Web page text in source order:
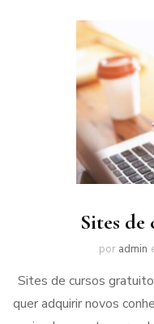
Sites
por admin
Sites de cursos
quer adquirir novos